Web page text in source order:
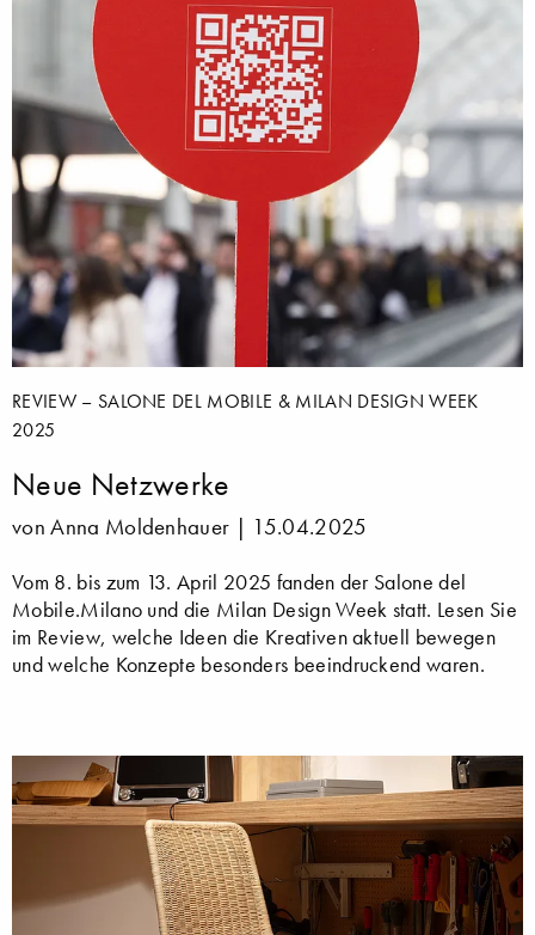
REVIEW – SALONE DEL MOBILE & MILAN DESIGN WEEK
2025
Neue Netzwerke
von Anna Moldenhauer | 15.04.2025
Vom 8. bis zum 13. April 2025 fanden der Salone del
Mobile.Milano und die Milan Design Week statt. Lesen Sie
im Review, welche Ideen die Kreativen aktuell bewegen
und welche Konzepte besonders beeindruckend waren.